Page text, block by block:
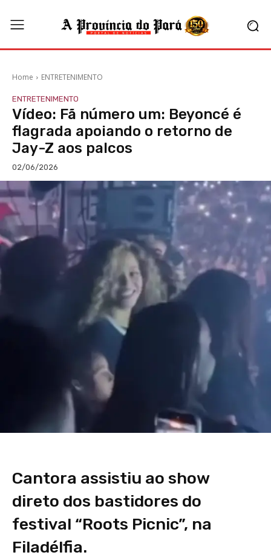
Home ENTRETENIMENTO
ENTRETENIMENTO
Vídeo: Fã número um: Beyoncé é
flagrada apoiando o retorno de
Jay-Z aos palcos
02/06/2026
Cantora assistiu ao show
direto dos bastidores do
festival “Roots Picnic”, na
Filadélfia.